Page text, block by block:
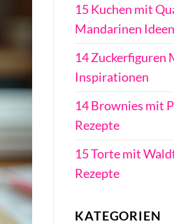
15 Kuchen mit
Mandarinen Ideen
14 Zuckerfiguren
Inspirationen
14 Brownies mit
Rezepte
15 Torte mit
Rezepte
KATEGORIEN